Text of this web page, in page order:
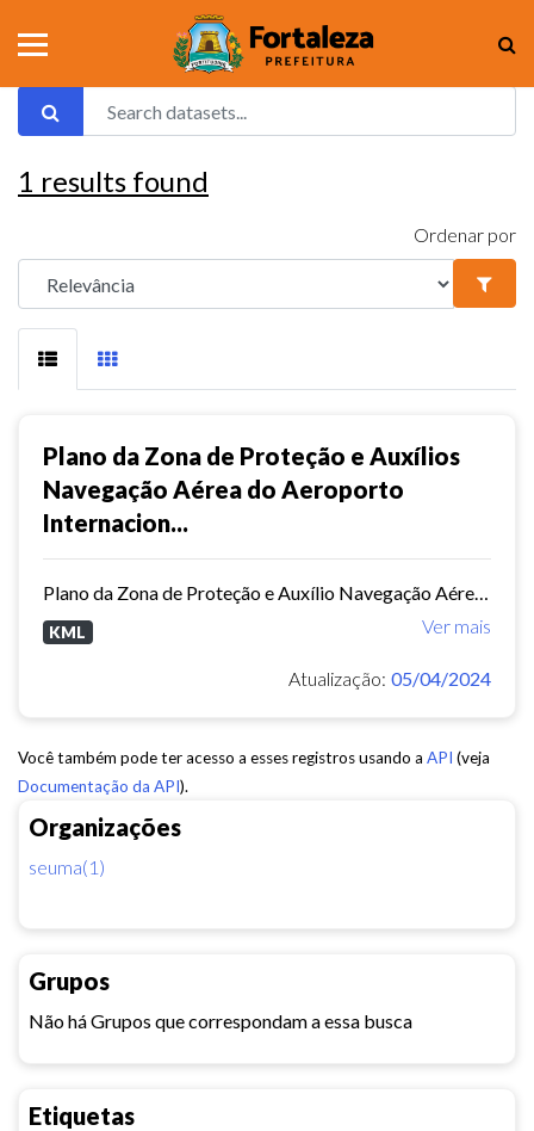
Organizações
seuma(1)
Grupos
Não há Grupos que correspondam a essa busca
Etiquetas
1 results found
Ordenar por
Plano da Zona de Proteção e Auxílios
Navegação Aérea do Aeroporto
Internacion...
Ver mais
KML
Atualização: 05/04/2024
Você também pode ter acesso a esses registros usando a API (veja
Documentação da API).